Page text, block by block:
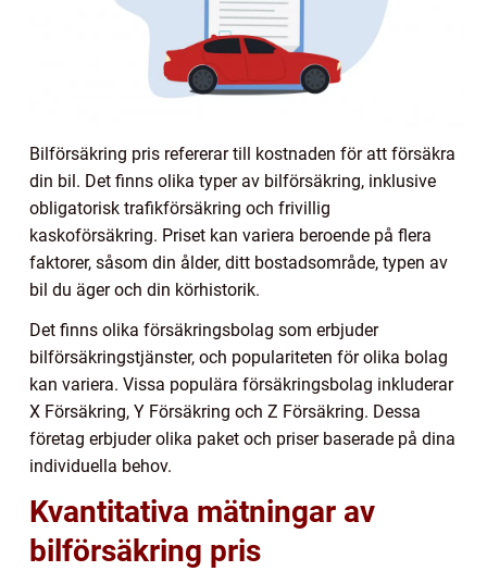
Bilförsäkring pris refererar till kostnaden för att försäkra
din bil. Det finns olika typer av bilförsäkring, inklusive
obligatorisk trafikförsäkring och frivillig
kaskoförsäkring. Priset kan variera beroende på flera
faktorer, såsom din ålder, ditt bostadsområde, typen av
bil du äger och din körhistorik.
Det finns olika försäkringsbolag som erbjuder
bilförsäkringstjänster, och populariteten för olika bolag
kan variera. Vissa populära försäkringsbolag inkluderar
X Försäkring, Y Försäkring och Z Försäkring. Dessa
företag erbjuder olika paket och priser baserade på dina
individuella behov.
Kvantitativa mätningar av
bilförsäkring pris